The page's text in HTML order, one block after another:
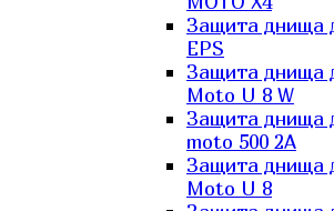
Защита днища
EPS
Защита днища
Moto U 8 W
Защита днища
moto 500 2A
Защита днища
Moto U 8